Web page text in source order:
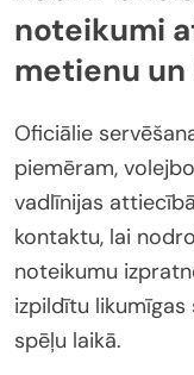
noteikumi
metienu
Oficiālie
piemēram,
vadlīnijas
kontaktu, lai
noteikumu
izpildītu
spēļu laikā.